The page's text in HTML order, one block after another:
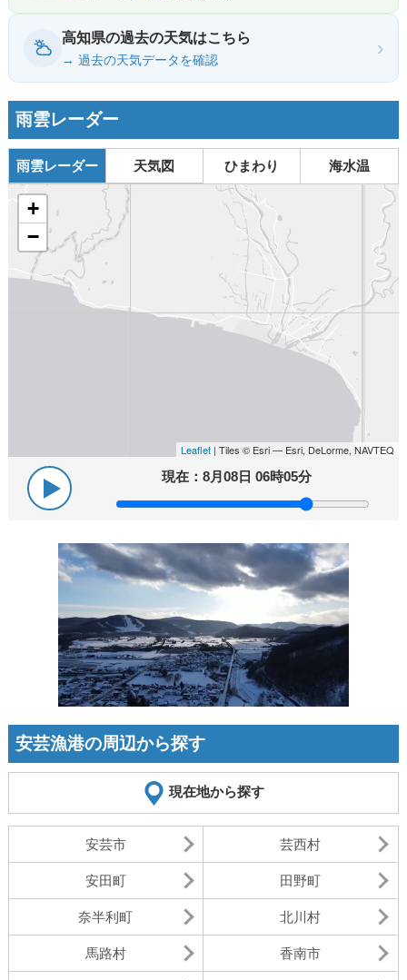
高知県の過去の天気はこちら
→ 過去の天気データを確認
›
雨雲レーダー
雨雲レーダー 天気図 ひまわり 海水温
+
−
Leaflet | Tiles © Esri — Esri, DeLorme, NAVTEQ
現在：8月08日 06時05分
安芸漁港の周辺から探す
現在地から探す
安芸市 芸西村
安田町 田野町
奈半利町 北川村
馬路村 香南市